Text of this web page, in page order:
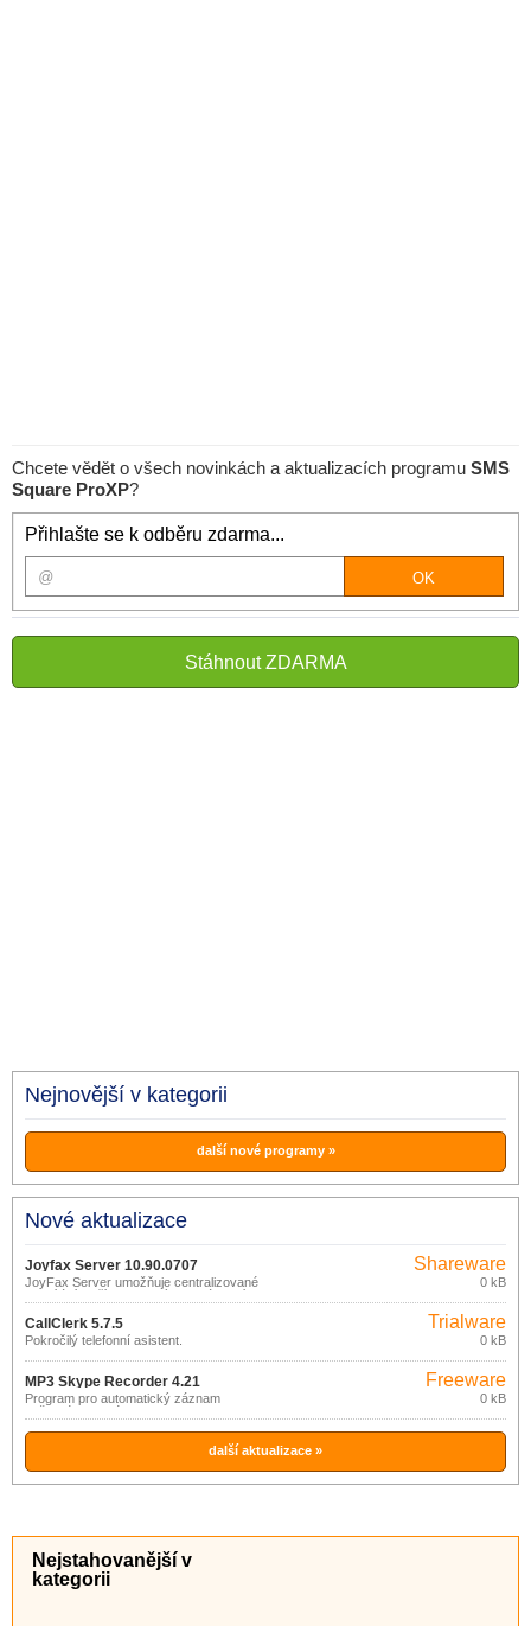
Chcete vědět o všech novinkách a aktualizacích programu SMS
Square ProXP?
Přihlašte se k odběru zdarma...
Stáhnout ZDARMA
Nejnovější v kategorii
další nové programy »
Nové aktualizace
Joyfax Server 10.90.0707
JoyFax Server umožňuje centralizované
odesílání a příjem faxových zpráv v síti.
Shareware
0 kB
CallClerk 5.7.5
Pokročilý telefonní asistent.
Trialware
0 kB
MP3 Skype Recorder 4.21
Program pro automatický záznam
veškeré hlasové komunikace
realizované prostřednictvím Skype.
Freeware
0 kB
další aktualizace »
Nejstahovanější v
kategorii